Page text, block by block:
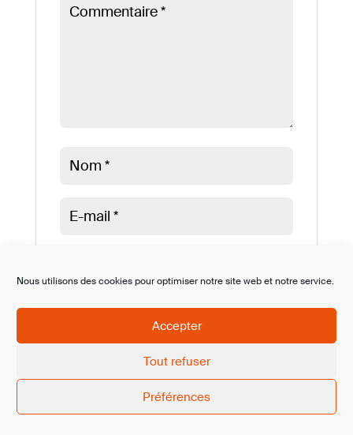
Nous utilisons des cookies pour optimiser notre site web et notre service.
Accepter
Tout refuser
Préférences
Enregistrer mon nom, mon e-mail et
mon site dans le navigateur pour mon
Soumettre le commentaire